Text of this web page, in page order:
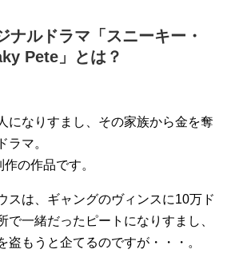
ナルドラマ「スニーキー・
Pete」とは？
になりすまし、その家族から金を奪
ラマ。
の作品です。
スは、ギャングのヴィンスに10万ド
で一緒だったピートになりすまし、
盗もうと企てるのですが・・・。